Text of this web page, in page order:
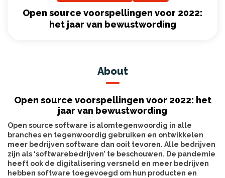
Open source voorspellingen voor 2022:
het jaar van bewustwording
About
Open source voorspellingen voor 2022: het
jaar van bewustwording
Open source software is alomtegenwoordig in alle
branches en tegenwoordig gebruiken en ontwikkelen
meer bedrijven software dan ooit tevoren. Alle bedrijven
zijn als ‘softwarebedrijven’ te beschouwen. De pandemie
heeft ook de digitalisering versneld en meer bedrijven
hebben software toegevoegd om hun producten en